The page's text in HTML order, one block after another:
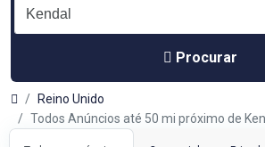
Procurar
Reino Unido
Todos Anúncios até 50 mi próximo de